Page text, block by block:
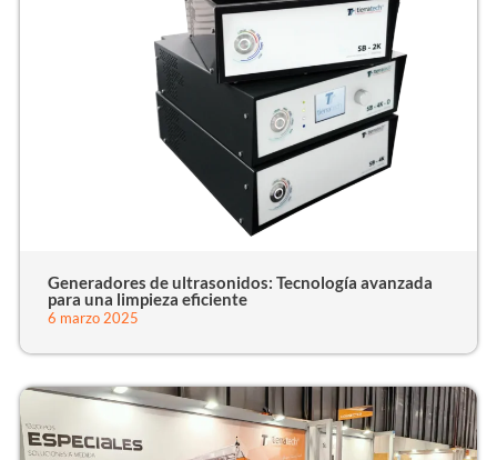
Generadores de ultrasonidos: Tecnología avanzada
para una limpieza eficiente
6 marzo 2025